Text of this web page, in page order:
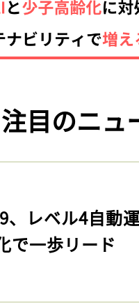
注目のニュ
、レベル4自動
で一歩リード